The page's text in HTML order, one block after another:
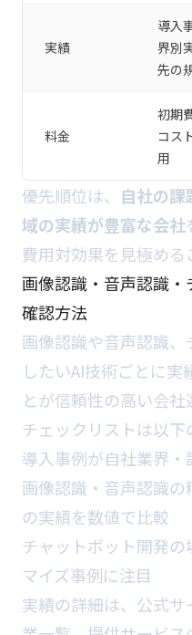
実績
導入
界別
先の
料金
初期
コス
用
優先順位は、
自社の
域の実績が豊富な会社
費用対効果を見極める
画像認識・音声認識
確認方法
画像認識や音声認識
したいAI技術ごとに
とが信頼性の高い会
チェックリストは以下
導入事例が自社業界
画像認識・音声認識の
の実績を数値で比較
チャットボット開発
マイズ事例に注目
実績の詳細は、公式